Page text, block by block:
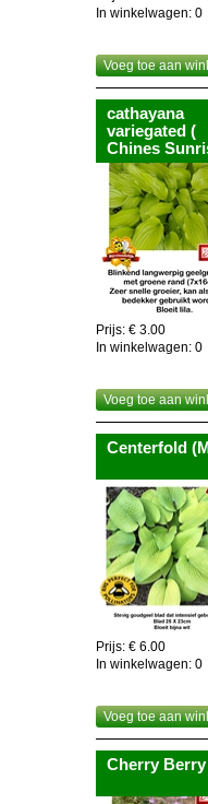
In winkelwagen: 0
Voeg toe aan
cathayana
variegated (
Chines
Prijs: € 3.00
In winkelwagen: 0
Voeg toe aan
Centerfold
Prijs: € 6.00
In winkelwagen: 0
Voeg toe aan
Cherry Berry